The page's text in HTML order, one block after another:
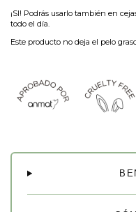
¡SI! Podrás usarlo también en
todo el día.
Este producto no deja el pelo